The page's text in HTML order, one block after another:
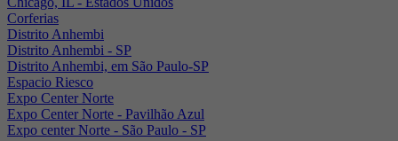
Corferias
Distrito Anhembi
Distrito Anhembi - SP
Distrito Anhembi, em São Paulo-SP
Espacio Riesco
Expo Center Norte
Expo Center Norte - Pavilhão Azul
Expo center Norte - São Paulo - SP